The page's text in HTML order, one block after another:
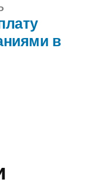
запись:
в